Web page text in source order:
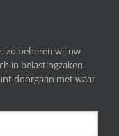
zo beheren wij uw
in belastingzaken.
doorgaan met waar